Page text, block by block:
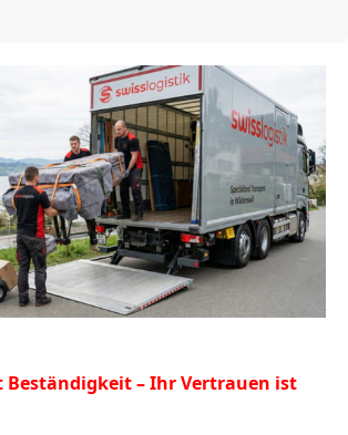
Beständigkeit – Ihr Vertrauen ist